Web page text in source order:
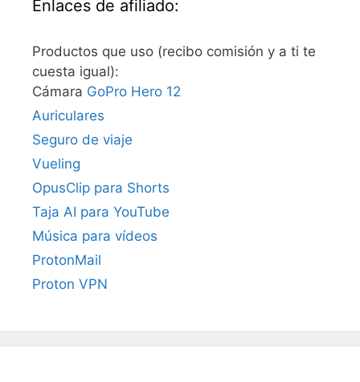
Enlaces de afiliado:
Productos que uso (recibo comisión y a ti te
cuesta igual):
Cámara GoPro Hero 12
Auriculares
Seguro de viaje
Vueling
OpusClip para Shorts
Taja AI para YouTube
Música para vídeos
ProtonMail
Proton VPN